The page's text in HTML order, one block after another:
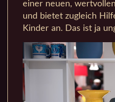
einer neuen,
und bietet zugleich
Kinder an. Das ist ja